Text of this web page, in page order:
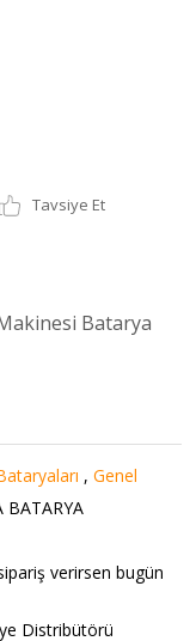
Tavsiye Et
Batarya
,Genel
BATARYA
verirsen bugün
Distribütörü